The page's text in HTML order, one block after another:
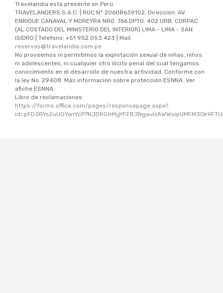
Travelandia está presente en Perú.
TRAVELANDERS S.A.C. | RUC N° 20608639102, Dirección: AV.
ENRIQUE CANAVAL Y MOREYRA NRO. 766 DPTO. 402 URB. CORPAC
(AL COSTADO DEL MINISTERIO DEL INTERIOR) LIMA - LIMA - SAN
ISIDRO | Telefono: +51 952 053 423 | Mail:
reservas@travelandia.com.pe
No proveemos ni permitimos la explotación sexual de niñas, niños
ni adolescentes, ni cualquier otro ilícito penal del cual tengamos
conocimiento en el desarrollo de nuestra actividad. Conforme con
la ley No. 29408. Más información sobre protección ESNNA. Ver
afiche ESNNA.
Libro de reclamaciones:
https://forms.office.com/pages/responsepage.aspx?